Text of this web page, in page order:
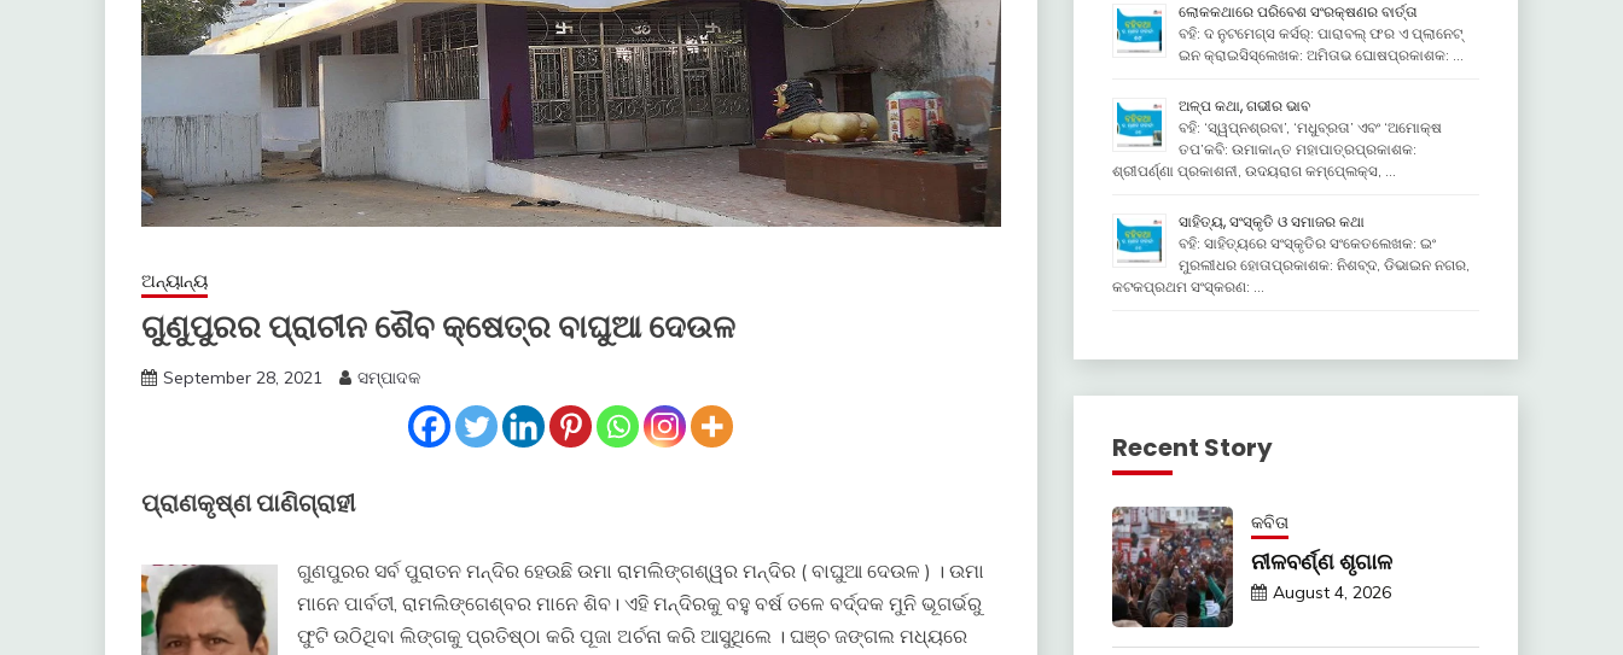
ଅନ୍ୟାନ୍ୟ
ଗୁଣୁପୁରର ପ୍ରାଚୀନ ଶୈବ କ୍ଷେତ୍ର ବାଘୁଆ ଦେଉଳ
September 28, 2021 ସମ୍ପାଦକ
ପ୍ରାଣକୃଷ୍ଣ ପାଣିଗ୍ରାହୀ
ଗୁଣପୁରର ସର୍ବ ପୁରାତନ ମନ୍ଦିର ହେଉଛି ଉମା ରାମଲିଙ୍ଗଶ୍ୱର ମନ୍ଦିର ( ବାଘୁଆ ଦେଉଳ ) । ଉମା
ମାନେ ପାର୍ବତୀ, ରାମଲିଙ୍ଗେଶ୍ବର ମାନେ ଶିବ। ଏହି ମନ୍ଦିରକୁ ବହୁ ବର୍ଷ ତଳେ ବର୍ଦ୍ଦକ ମୁନି ଭୂଗର୍ଭରୁ
ଫୁଟି ଉଠିଥିବା ଲିଙ୍ଗକୁ ପ୍ରତିଷ୍ଠା କରି ପୂଜା ଅର୍ଚନା କରି ଆସୁଥିଲେ । ଘଞ୍ଚ ଜଙ୍ଗଲ ମଧ୍ୟରେ
ଲୋକକଥାରେ ପରିବେଶ ସଂରକ୍ଷଣର ବାର୍ତ୍ତା
ବହି: ଦ ନୁଟମେଗ୍ସ କର୍ସର୍: ପାରାବଲ୍ ଫର ଏ ପ୍ଲାନେଟ୍
ଇନ କ୍ରାଇସିସ୍ଲେଖକ: ଅମିତାଭ ଘୋଷପ୍ରକାଶକ: …
ଅଳ୍ପ କଥା, ଗଭୀର ଭାବ
ବହି: ‘ସ୍ୱପ୍ନଶ୍ରବା’, ‘ମଧୁବ୍ରତା’ ଏବଂ ‘ଅମୋକ୍ଷ
ତପ’କବି: ଉମାକାନ୍ତ ମହାପାତ୍ରପ୍ରକାଶକ:
ଶ୍ରୀପର୍ଣ୍ଣା ପ୍ରକାଶନୀ, ଉଦୟରାଗ କମ୍ପେ୍ଲକ୍ସ, …
ସାହିତ୍ୟ, ସଂସ୍କୃତି ଓ ସମାଜର କଥା
ବହି: ସାହିତ୍ୟରେ ସଂସ୍କୃତିର ସଂକେତଲେଖକ: ଇଂ
ମୁରଲୀଧର ହୋତାପ୍ରକାଶକ: ନିଶବ୍ଦ, ଡିଭାଇନ ନଗର,
କଟକପ୍ରଥମ ସଂସ୍କରଣ: …
Recent Story
କବିତା
ନୀଳବର୍ଣ୍ଣ ଶୃଗାଳ
August 4, 2026